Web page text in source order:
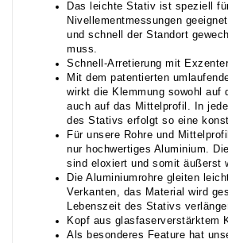
Das leichte Stativ ist speziell
Nivellementmessungen
und schnell der Standort
muss.
Schnell-Arretierung mit
Mit dem patentierten
wirkt die Klemmung sowohl auf
auch auf das Mittelprofil. In
des Stativs erfolgt so eine
Für unsere Rohre und
nur hochwertiges Aluminium.
sind eloxiert und somit äußerst
Die Aluminiumrohre gleiten
Verkanten, das Material wird
Lebenszeit des Stativs
Kopf aus glasfaserverstärktem
Als besonderes Feature hat